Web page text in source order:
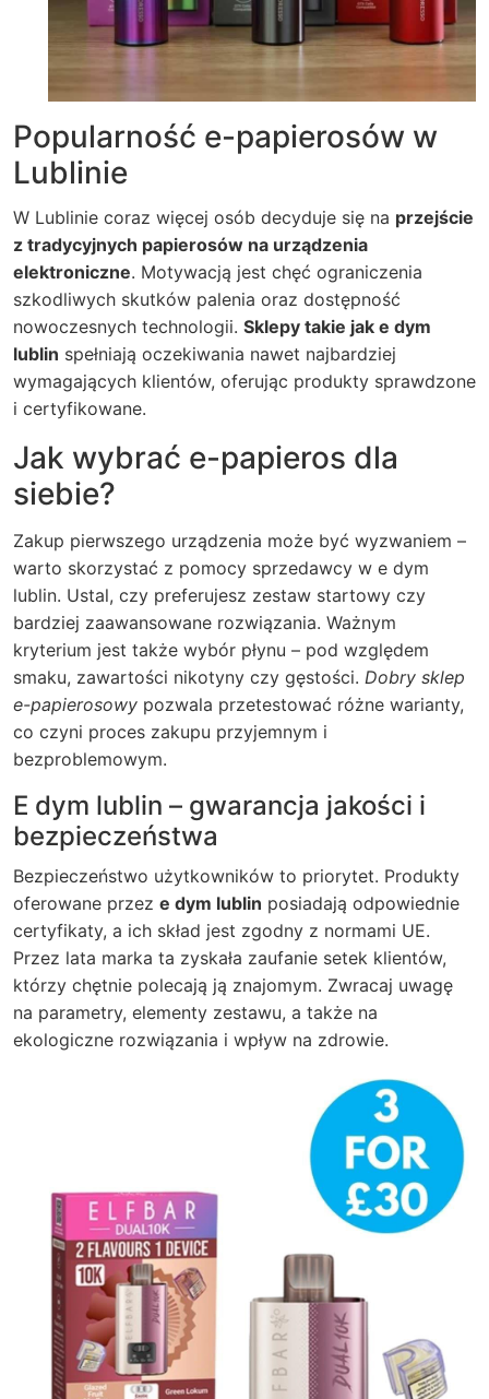
Popularność e-papierosów w
Lublinie
W Lublinie coraz więcej osób decyduje się na przejście
z tradycyjnych papierosów na urządzenia
elektroniczne. Motywacją jest chęć ograniczenia
szkodliwych skutków palenia oraz dostępność
nowoczesnych technologii. Sklepy takie jak e dym
lublin spełniają oczekiwania nawet najbardziej
wymagających klientów, oferując produkty sprawdzone
i certyfikowane.
Jak wybrać e-papieros dla
siebie?
Zakup pierwszego urządzenia może być wyzwaniem –
warto skorzystać z pomocy sprzedawcy w e dym
lublin. Ustal, czy preferujesz zestaw startowy czy
bardziej zaawansowane rozwiązania. Ważnym
kryterium jest także wybór płynu – pod względem
smaku, zawartości nikotyny czy gęstości. Dobry sklep
e-papierosowy pozwala przetestować różne warianty,
co czyni proces zakupu przyjemnym i
bezproblemowym.
E dym lublin – gwarancja jakości i
bezpieczeństwa
Bezpieczeństwo użytkowników to priorytet. Produkty
oferowane przez e dym lublin posiadają odpowiednie
certyfikaty, a ich skład jest zgodny z normami UE.
Przez lata marka ta zyskała zaufanie setek klientów,
którzy chętnie polecają ją znajomym. Zwracaj uwagę
na parametry, elementy zestawu, a także na
ekologiczne rozwiązania i wpływ na zdrowie.